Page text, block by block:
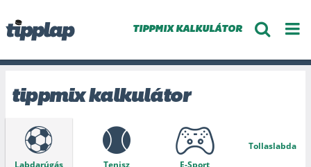
TIPPMIX KALKULÁTOR
tippmix kalkulátor
Labdarúgás Tenisz E-Sport
Tollaslabda